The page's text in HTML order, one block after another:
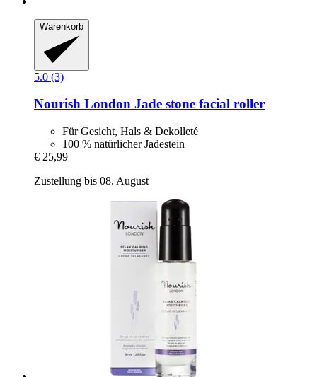
Warenkorb
5.0 (3)
Nourish London Jade stone facial roller
Für Gesicht, Hals & Dekolleté
100 % natürlicher Jadestein
€ 25,99
Zustellung bis 08. August